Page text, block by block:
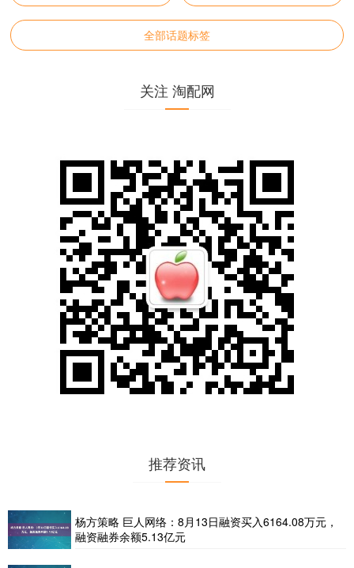
全部话题标签
关注 淘配网
推荐资讯
杨方策略 巨人网络：8月13日融资买入6164.08万元，
融资融券余额5.13亿元